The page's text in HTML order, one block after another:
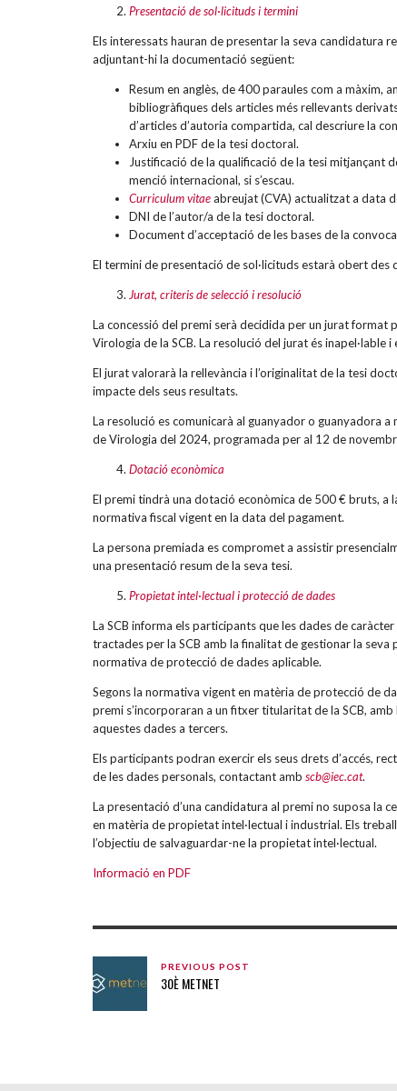
Presentació de sol·licituds i termini
Els interessats hauran de presentar la seva candidatura
adjuntant-hi la documentació següent:
Resum en anglès, de 400 paraules com a màxim,
bibliogràfiques dels articles més rellevants
d’articles d’autoria compartida, cal descriure la
Arxiu en PDF de la tesi doctoral.
Justificació de la qualificació de la tesi
menció internacional, si s’escau.
Curriculum vitaeabreujat (CVA) actualitzat a data
DNI de l’autor/a de la tesi doctoral.
Document d’acceptació de les bases de la
El termini de presentació de sol·licituds estarà obert des
Jurat, criteris de selecció i resolució
La concessió del premi serà decidida per un jurat format
Virologia de la SCB. La resolució del jurat és inapel·lable
El jurat valorarà la rellevància i l’originalitat de la tesi
impacte dels seus resultats.
La resolució es comunicarà al guanyador o guanyadora
de Virologia del 2024, programada per al 12 de
Dotació econòmica
El premi tindrà una dotació econòmica de 500 € bruts, a
normativa fiscal vigent en la data del pagament.
La persona premiada es compromet a assistir
una presentació resum de la seva tesi.
Propietat intel·lectual i protecció de dades
La SCB informa els participants que les dades de
tractades per la SCB amb la finalitat de gestionar la
normativa de protecció de dades aplicable.
Segons la normativa vigent en matèria de protecció de
premi s’incorporaran a un fitxer titularitat de la SCB,
aquestes dades a tercers.
Els participants podran exercir els seus drets d’accés,
de les dades personals, contactant amb scb@iec.cat.
La presentació d’una candidatura al premi no suposa la
en matèria de propietat intel·lectual i industrial. Els
l’objectiu de salvaguardar-ne la propietat intel·lectual.
Informació en PDF
PREVIOUS POST
30È METNET